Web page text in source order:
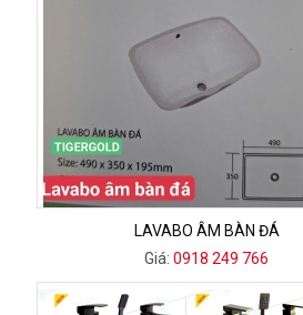
LAVABO ÂM BÀN ĐÁ
Giá: 0918 249 766